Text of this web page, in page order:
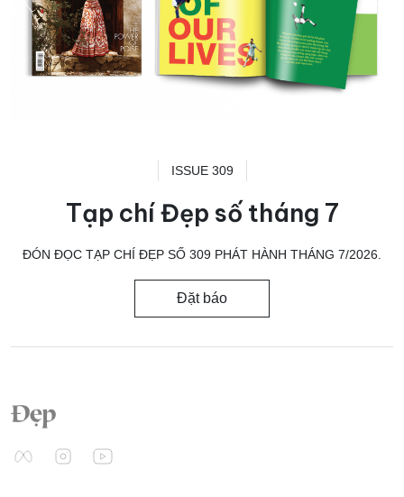
ISSUE 309
Tạp chí Đẹp số tháng 7
ĐÓN ĐỌC TẠP CHÍ ĐẸP SỐ 309 PHÁT HÀNH THÁNG 7/2026.
Đặt báo